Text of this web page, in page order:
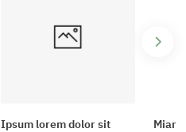
Ipsum lorem dolor sit
Miam